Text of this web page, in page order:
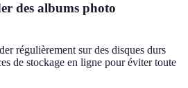
des albums photo
régulièrement sur des disques durs
de stockage en ligne pour éviter toute